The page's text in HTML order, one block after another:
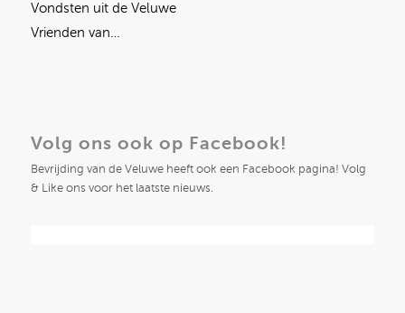
Vondsten uit de Veluwe
Vrienden van…
Volg ons ook op Facebook!
Bevrijding van de Veluwe heeft ook een Facebook pagina! Volg
& Like ons voor het laatste nieuws.